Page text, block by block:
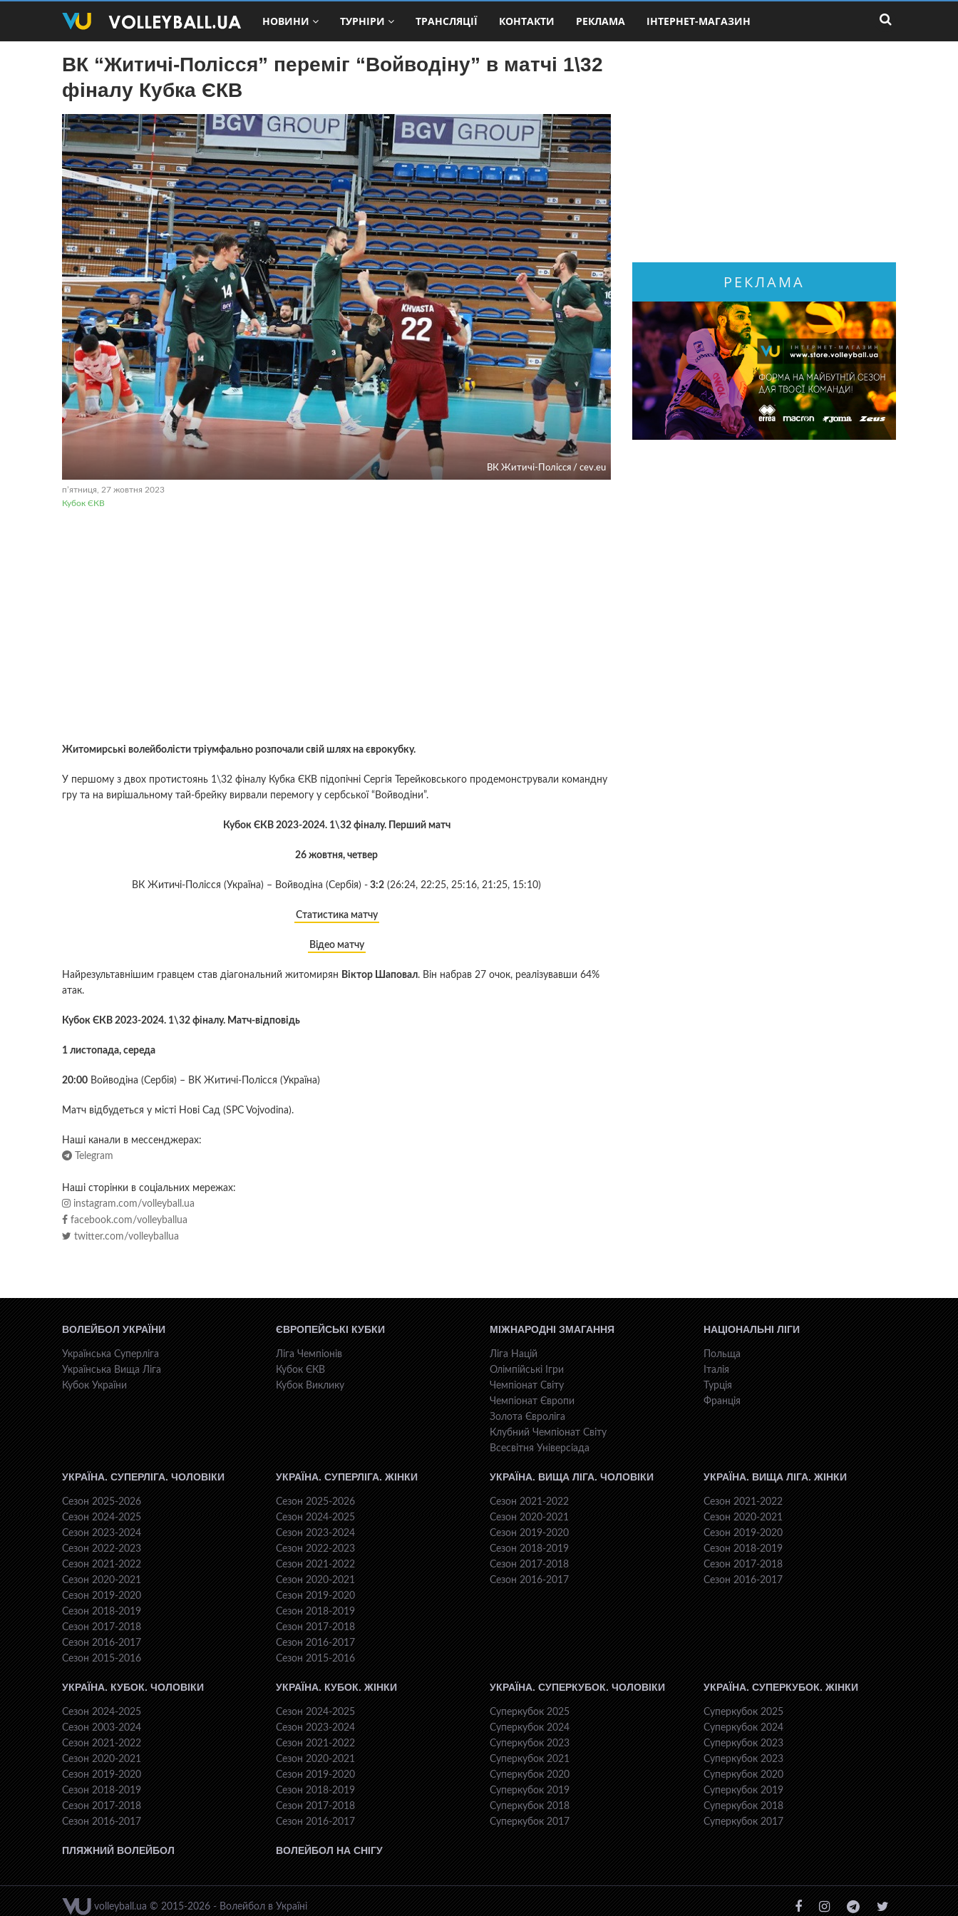
НОВИНИ ТУРНІРИ ТРАНСЛЯЦІЇ КОНТАКТИ РЕКЛАМА ІНТЕРНЕТ-МАГАЗИН
ВК “Житичі-Полісся” переміг “Войводіну” в матчі 1\32
фіналу Кубка ЄКВ
ВК Житичі-Полісся / cev.eu
пʼятниця, 27 жовтня 2023
Кубок ЄКВ
Житомирські волейболісти тріумфально розпочали свій шлях на єврокубку.
У першому з двох протистоянь 1\32 фіналу Кубка ЄКВ підопічні Сергія Терейковського продемонстрували командну
гру та на вирішальному тай-брейку вирвали перемогу у сербської “Войводіни”.
Кубок ЄКВ 2023-2024. 1\32 фіналу. Перший матч
26 жовтня, четвер
ВК Житичі-Полісся (Україна) – Войводіна (Сербія) - 3:2 (26:24, 22:25, 25:16, 21:25, 15:10)
Статистика матчу
Відео матчу
Найрезультавнішим гравцем став діагональний житомирян Віктор Шаповал. Він набрав 27 очок, реалізувавши 64%
атак.
Кубок ЄКВ 2023-2024. 1\32 фіналу. Матч-відповідь
1 листопада, середа
20:00 Войводіна (Сербія) – ВК Житичі-Полісся (Україна)
Матч відбудеться у місті Нові Сад (SPC Vojvodina).
Наші канали в мессенджерах:
Telegram
Наші сторінки в соціальних мережах:
instagram.com/volleyball.ua
facebook.com/volleyballua
twitter.com/volleyballua
РЕКЛАМА
ВОЛЕЙБОЛ УКРАЇНИ
Українська Суперліга
Українська Вища Ліга
Кубок України
ЄВРОПЕЙСЬКІ КУБКИ
Ліга Чемпіонів
Кубок ЄКВ
Кубок Виклику
МІЖНАРОДНІ ЗМАГАННЯ
Ліга Націй
Олімпійські Ігри
Чемпіонат Світу
Чемпіонат Європи
Золота Євроліга
Клубний Чемпіонат Світу
Всесвiтня Унiверсiaда
НАЦІОНАЛЬНІ ЛІГИ
Польща
Італія
Турція
Франція
УКРАЇНА. СУПЕРЛІГА. ЧОЛОВІКИ
Сезон 2025-2026
Сезон 2024-2025
Сезон 2023-2024
Сезон 2022-2023
Сезон 2021-2022
Сезон 2020-2021
Сезон 2019-2020
Сезон 2018-2019
Сезон 2017-2018
Сезон 2016-2017
Сезон 2015-2016
УКРАЇНА. СУПЕРЛІГА. ЖІНКИ
Сезон 2025-2026
Сезон 2024-2025
Сезон 2023-2024
Сезон 2022-2023
Сезон 2021-2022
Сезон 2020-2021
Сезон 2019-2020
Сезон 2018-2019
Сезон 2017-2018
Сезон 2016-2017
Сезон 2015-2016
УКРАЇНА. ВИЩА ЛІГА. ЧОЛОВІКИ
Сезон 2021-2022
Сезон 2020-2021
Сезон 2019-2020
Сезон 2018-2019
Сезон 2017-2018
Сезон 2016-2017
УКРАЇНА. ВИЩА ЛІГА. ЖІНКИ
Сезон 2021-2022
Сезон 2020-2021
Сезон 2019-2020
Сезон 2018-2019
Сезон 2017-2018
Сезон 2016-2017
УКРАЇНА. КУБОК. ЧОЛОВІКИ
Сезон 2024-2025
Сезон 2003-2024
Сезон 2021-2022
Сезон 2020-2021
Сезон 2019-2020
Сезон 2018-2019
Сезон 2017-2018
Сезон 2016-2017
УКРАЇНА. КУБОК. ЖІНКИ
Сезон 2024-2025
Сезон 2023-2024
Сезон 2021-2022
Сезон 2020-2021
Сезон 2019-2020
Сезон 2018-2019
Сезон 2017-2018
Сезон 2016-2017
УКРАЇНА. СУПЕРКУБОК. ЧОЛОВІКИ
Суперкубок 2025
Суперкубок 2024
Суперкубок 2023
Суперкубок 2021
Суперкубок 2020
Суперкубок 2019
Суперкубок 2018
Суперкубок 2017
УКРАЇНА. СУПЕРКУБОК. ЖІНКИ
Суперкубок 2025
Суперкубок 2024
Суперкубок 2023
Суперкубок 2023
Суперкубок 2020
Суперкубок 2019
Суперкубок 2018
Суперкубок 2017
ПЛЯЖНИЙ ВОЛЕЙБОЛ ВОЛЕЙБОЛ НА СНІГУ
volleyball.ua © 2015-2026 - Волейбол в Україні